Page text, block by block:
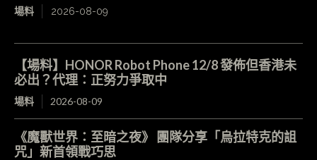
場料 2026-08-09
【場料】HONOR Robot Phone 12/8 發佈但香港未
必出？代理：正努力爭取中
場料 2026-08-09
《魔獸世界：至暗之夜》 團隊分享「烏拉特克的詛
咒」新首領戰巧思